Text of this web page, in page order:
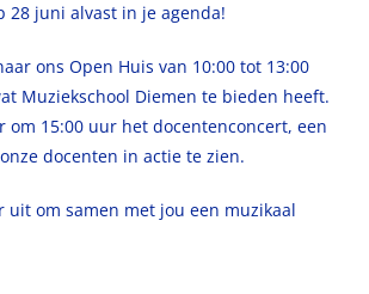
28 juni alvast in je agenda!
ons Open Huis van 10:00 tot 13:00
Muziekschool Diemen te bieden heeft.
om 15:00 uur het docentenconcert, een
docenten in actie te zien.
uit om samen met jou een muzikaal